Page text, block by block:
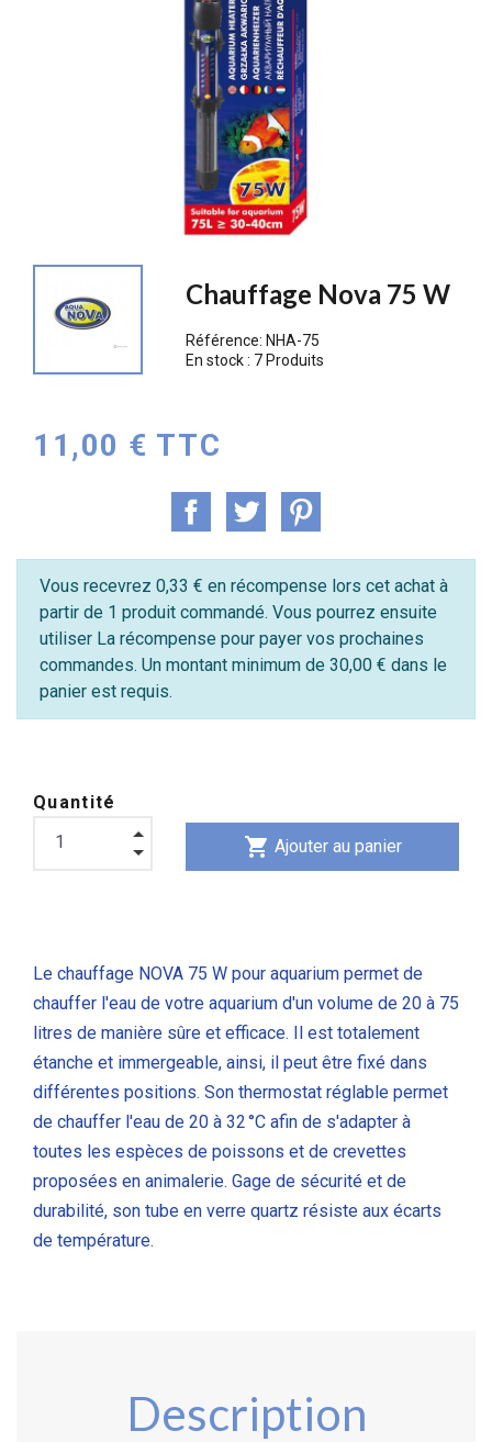
Chauffage Nova 75 W
Référence: NHA-75
En stock : 7 Produits
11,00 € TTC
Vous recevrez 0,33 € en récompense lors cet achat à
partir de 1 produit commandé. Vous pourrez ensuite
utiliser La récompense pour payer vos prochaines
commandes. Un montant minimum de 30,00 € dans le
panier est requis.
Quantité
shopping_cart Ajouter au panier
Le chauffage NOVA 75 W pour aquarium permet de
chauffer l'eau de votre aquarium d'un volume de 20 à 75
litres de manière sûre et efficace. Il est totalement
étanche et immergeable, ainsi, il peut être fixé dans
différentes positions. Son thermostat réglable permet
de chauffer l'eau de 20 à 32 °C afin de s'adapter à
toutes les espèces de poissons et de crevettes
proposées en animalerie. Gage de sécurité et de
durabilité, son tube en verre quartz résiste aux écarts
de température.
Description